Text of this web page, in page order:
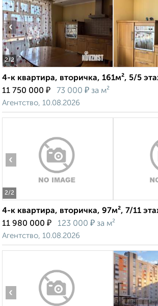
2/2
‹
4-к квартира, вторичка, 161м², 5/5
11 750 000 ₽ 73 000 ₽ за м²
Агентство, 10.08.2026
2/2
‹
4-к квартира, вторичка, 97м², 7/11
11 980 000 ₽ 123 000 ₽ за м²
Агентство, 10.08.2026
‹